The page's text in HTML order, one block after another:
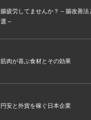
腸疲労してませんか？ – 腸改善法
選 –
筋肉が喜ぶ食材とその効果
円安と外貨を稼ぐ日本企業